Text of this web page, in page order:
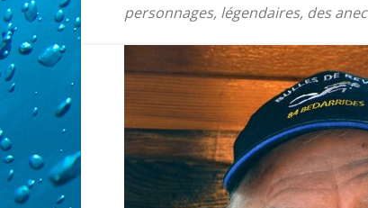
personnages, légendaires, des